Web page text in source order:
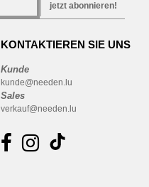
jetzt abonnieren!
KONTAKTIEREN SIE UNS
Kunde
kunde@needen.lu
Sales
verkauf@needen.lu